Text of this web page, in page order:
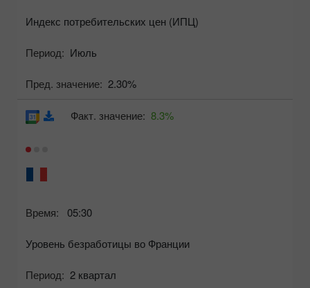
Индекс потребительских цен (ИПЦ)
Период: Июль
Пред. значение: 2.30%
Время: 05:30
Уровень безработицы во Франции
Период: 2 квартал
Факт. значение: 8.3%